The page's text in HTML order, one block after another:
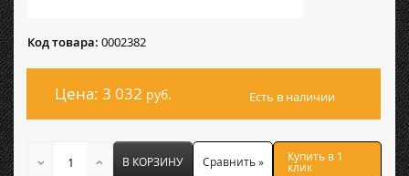
Код товара: 0002382
Цена: 3 032 руб. Есть в наличии
В КОРЗИНУ Сравнить » Купить в 1
клик